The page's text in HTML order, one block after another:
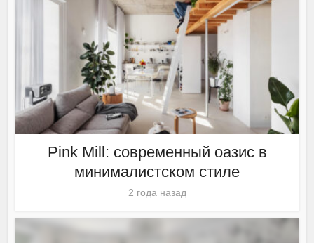
Pink Mill: современный оазис в
минималистском стиле
2 года назад